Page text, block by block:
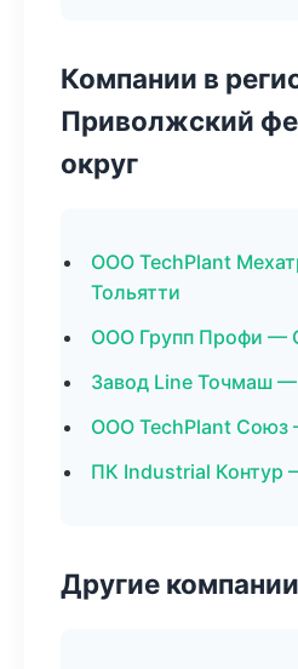
Компании в
Приволжский
округ
ООО TechPlant
Тольятти
ООО Групп Профи —
Завод Line Точмаш —
ООО TechPlant Союз
ПК Industrial Контур
Другие компании